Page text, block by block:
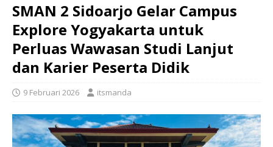
SMAN 2 Sidoarjo Gelar Campus
Explore Yogyakarta untuk
Perluas Wawasan Studi Lanjut
dan Karier Peserta Didik
9 Februari 2026 itsmanda